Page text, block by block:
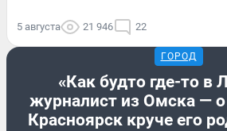
5 августа 21 946 22
ГОРОД
«Как будто где-то в
журналист из Омска —
Красноярск круче его